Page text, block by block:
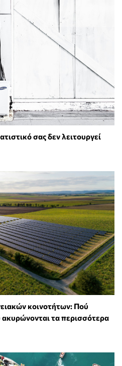
σας δεν λειτουργεί
κοινοτήτων: Πού
τα περισσότερα